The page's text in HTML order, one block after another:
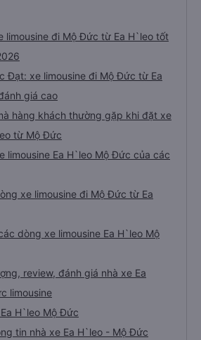
limousine đi Mộ Đức từ Ea H`leo tốt
Đạt: xe limousine đi Mộ Đức từ Ea
giá cao
hàng khách thường gặp khi đặt xe
từ Mộ Đức
limousine Ea H`leo Mộ Đức của các
xe limousine đi Mộ Đức từ Ea
dòng xe limousine Ea H`leo Mộ
review, đánh giá nhà xe Ea
limousine
H`leo Mộ Đức
tin nhà xe Ea H`leo - Mộ Đức